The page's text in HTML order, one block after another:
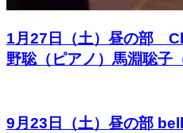
1月27日（土）昼の部
野聡（ピアノ）馬淵聡子
9月23日（土）昼の部